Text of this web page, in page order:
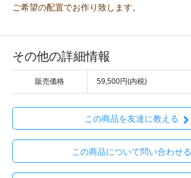
ご希望の配置でお作り致します。
その他の詳細情報
販売価格 59,500円(内税)
この商品を友達に教える
この商品について問い合わせる